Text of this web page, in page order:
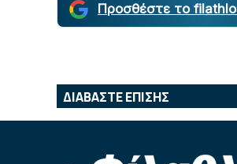
Προσθέστε το
ΔΙΑΒΑΣΤΕ ΕΠΙΣΗΣ